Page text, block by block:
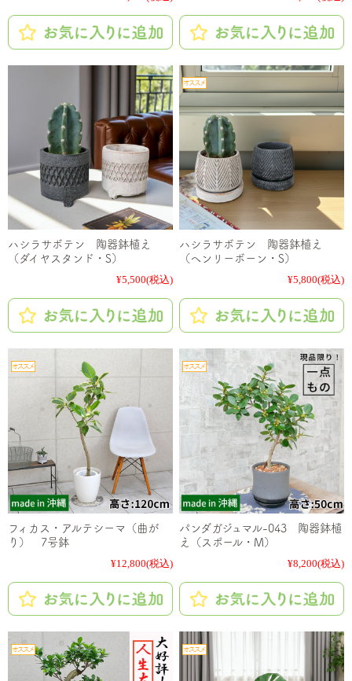
ハシラサボテン 陶器鉢植え
（ダイヤスタンド・S）
¥5,500(税込)
ハシラサボテン 陶器鉢植え
（ヘンリーボーン・S）
¥5,800(税込)
フィカス・アルテシーマ（曲が
り） 7号鉢
¥12,800(税込)
パンダガジュマル-043 陶器鉢植
え（スポール・M）
¥8,200(税込)